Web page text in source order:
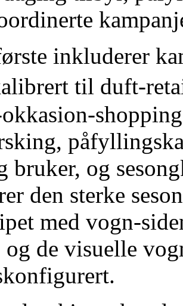
inkluderer
til duft-
bruker, og
den sterke
med vogn-
og de visuelle